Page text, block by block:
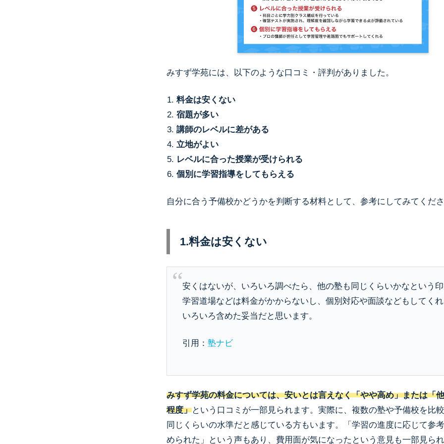
みすず学苑には、以下のような口コミ・評判がありました。
料金は安くない
宿題が多い
講師のレベルに差がある
立地がよい
レベルに合った授業が受けられる
個別に学習指導をしてもらえる
自分に合う予備校かどうかを判断する材料として、参考にしてみてくだ
1.料金は安くない
安くはないが、いろいろ調べたら、他の塾も同じくらいかなという
学習道場などは料金がかからないし、個別対応や面談などもしてく
いろいろ含めた妥当だと思います。
引用： 塾ナビ
みすず学苑の料金については、安いとは言えなく「やや高め」または「
程度」という口コミが一部見られます。実際に、複数の塾や予備校を比
同じくらいの水準だと感じている方もいます。「学習の進度に応じて参
められた」という声もあり、費用面が気になったという意見も一部見ら